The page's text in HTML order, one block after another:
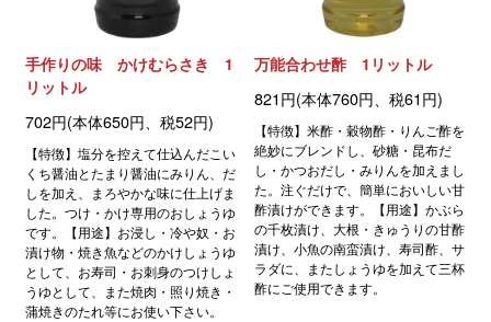
手作りの味 かけむらさき 1
リットル
702円(本体650円、税52円)
【特徴】塩分を控えて仕込んだこい
くち醤油とたまり醤油にみりん、だ
しを加え、まろやかな味に仕上げま
した。つけ・かけ専用のおしょうゆ
です。【用途】お浸し・冷や奴・お
漬け物・焼き魚などのかけしょうゆ
として、お寿司・お刺身のつけしょ
うゆとして、また焼肉・照り焼き・
蒲焼きのたれ等にお使い下さい。
万能合わせ酢 1リットル
821円(本体760円、税61円)
【特徴】米酢・穀物酢・りんご酢を
絶妙にブレンドし、砂糖・昆布だ
し・かつおだし・みりんを加えまし
た。注ぐだけで、簡単においしい甘
酢漬けができます。【用途】かぶら
の千枚漬け、大根・きゅうりの甘酢
漬け、小魚の南蛮漬け、寿司酢、サ
ラダに、またしょうゆを加えて三杯
酢にご使用できます。